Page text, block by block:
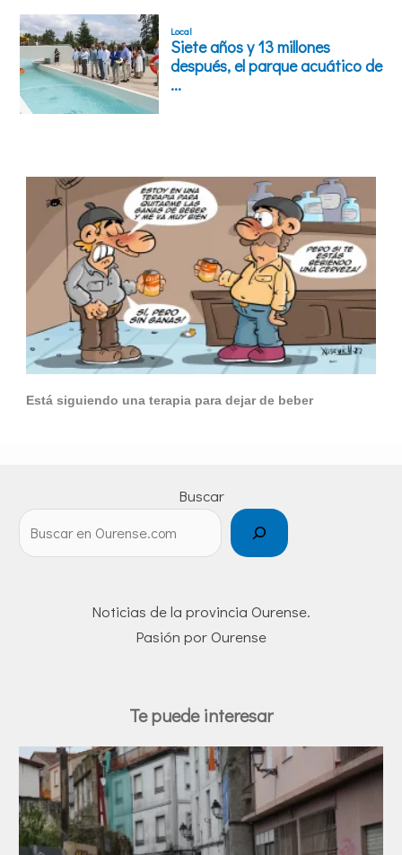
Está siguiendo una terapia para dejar de beber
Buscar
Noticias de la provincia Ourense.
Pasión por Ourense
Te puede interesar